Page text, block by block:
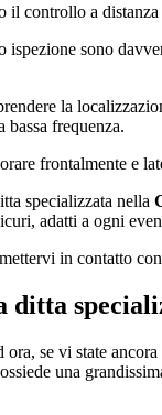
controllo a
sono
la
bassa frequenza.
frontalmente e
specializzata nella
adatti a ogni
in contatto
ditta
se vi state
una